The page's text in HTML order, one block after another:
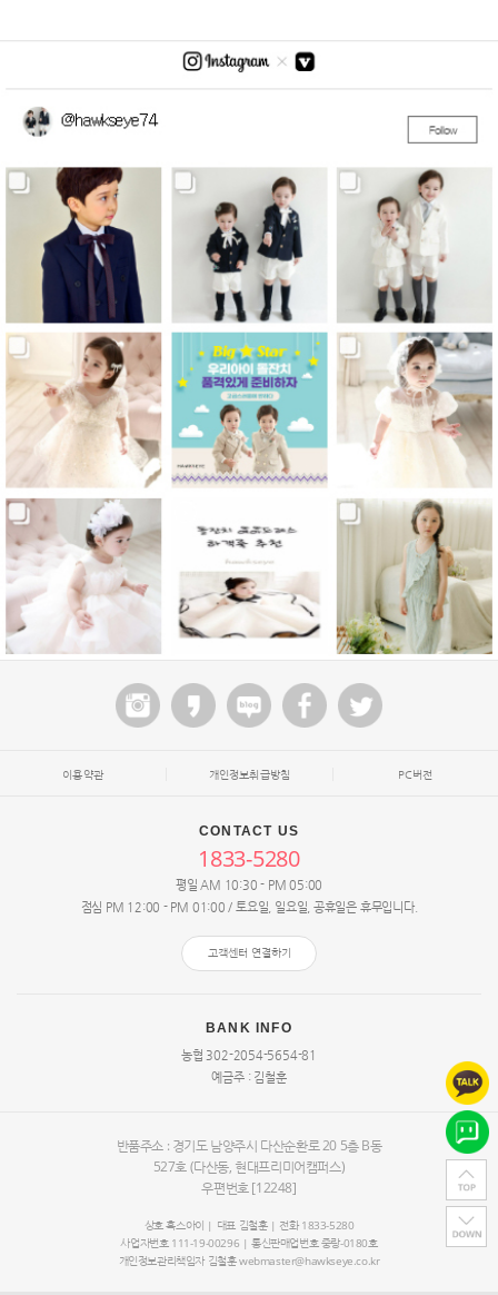
이용약관 개인정보취급방침 PC버전
CONTACT US
1833-5280
평일 AM 10:30 - PM 05:00
점심 PM 12:00 - PM 01:00 / 토요일, 일요일, 공휴일은 휴무입니다.
고객센터 연결하기
BANK INFO
농협 302-2054-5654-81
예금주 : 김철훈
반품주소 : 경기도 남양주시 다산순환로 20 5층 B동
527호(다산동, 현대프리미어캠퍼스)
우편번호 [12248]
상호 혹스아이 | 대표 김철훈| 전화 1833-5280
사업자번호 111-19-00296 | 통신판매업번호 중랑-0180호
개인정보관리책임자 김철훈webmaster@hawkseye.co.kr